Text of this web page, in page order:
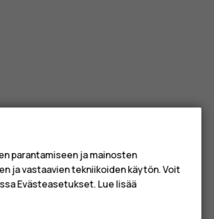
parantamiseen ja mainosten
ja vastaavien tekniikoiden käytön. Voit
Evästeasetukset. Lue lisää